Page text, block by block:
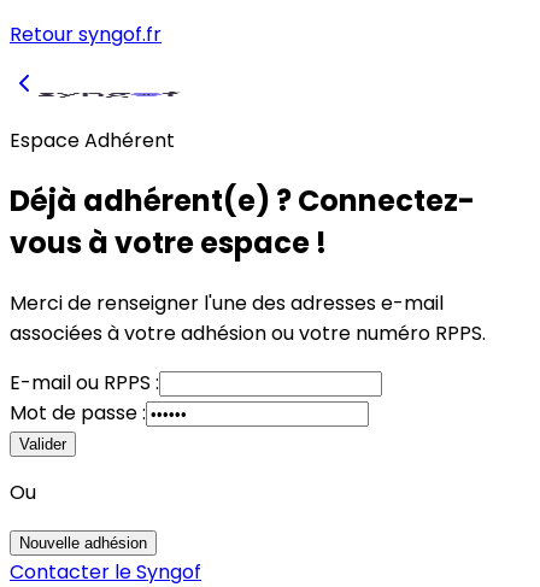
Retour syngof.fr
Espace Adhérent
Déjà adhérent(e) ? Connectez-
vous à votre espace !
Merci de renseigner l'une des adresses e-mail
associées à votre adhésionouvotre numéro RPPS.
E-mailou RPPS :
Mot de passe :
Valider
Ou
Nouvelle adhésion
Contacter le Syngof